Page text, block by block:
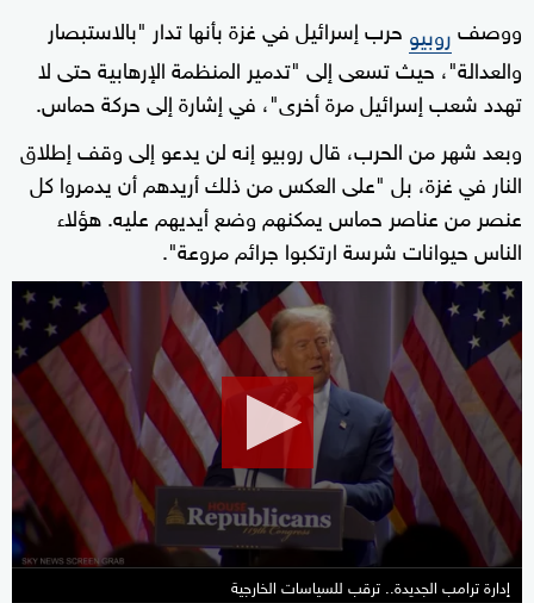
ووصفروبيو حرب إسرائيل في غزة بأنها تدار "بالاستبصار
والعدالة"، حيث تسعى إلى "تدمير المنظمة الإرهابية حتى لا
تهدد شعب إسرائيل مرة أخرى"، في إشارة إلى حركة حماس.
وبعد شهر من الحرب، قال روبيو إنه لن يدعو إلى وقف إطلاق
النار في غزة، بل "على العكس من ذلك أريدهم أن يدمروا كل
عنصر من عناصر حماس يمكنهم وضع أيديهم عليه. هؤلاء
الناس حيوانات شرسة ارتكبوا جرائم مروعة".
seconds
of
0
seconds
إدارة ترامب الجديدة.. ترقب للسياسات الخارجية